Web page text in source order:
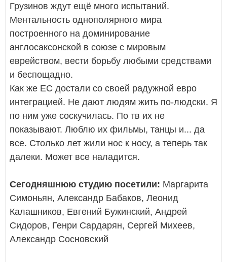
Грузинов ждут ещё много испытаний.
Ментальность однополярного мира
построенного на доминирование
англосаксонской в союзе с мировым
еврейством, вести борьбу любыми средствами
и беспощадно.
Как же ЕС достали со своей радужной евро
интеграцией. Не дают людям жить по-людски. Я
по ним уже соскучилась. По тв их не
показывают. Люблю их фильмы, танцы и... да
все. Столько лет жили нос к носу, а теперь так
далеки. Может все наладится.
Сегодняшнюю студию посетили: Маргарита
Симоньян, Александр Бабаков, Леонид
Калашников, Евгений Бужинский, Андрей
Сидоров, Генри Сардарян, Сергей Михеев,
Александр Сосновский